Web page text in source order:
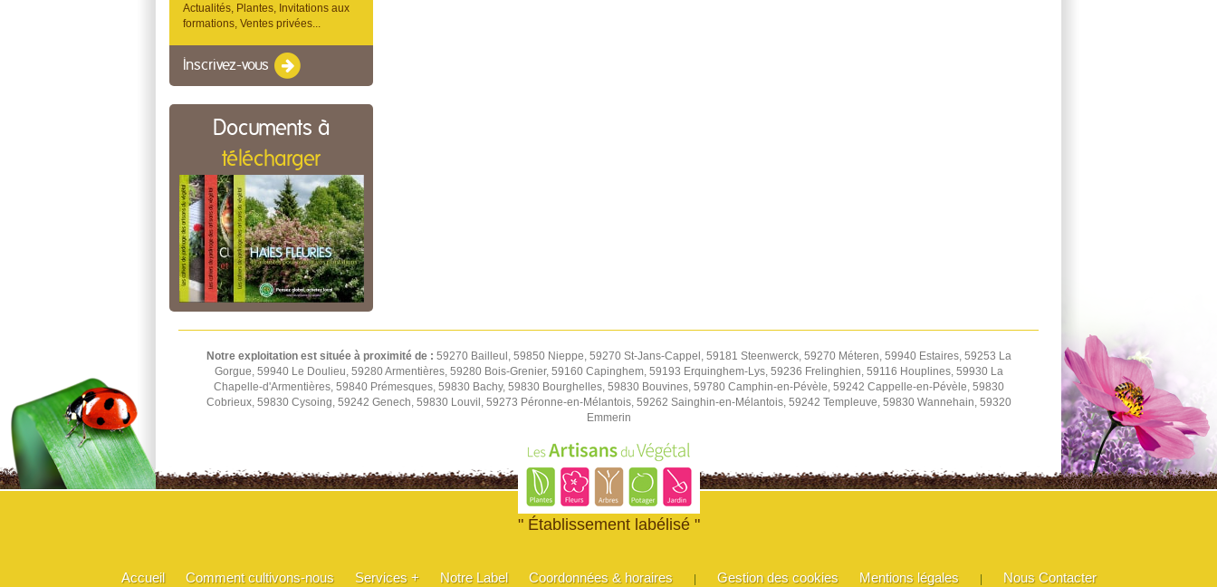
Actualités, Plantes, Invitations aux
formations, Ventes privées...
Inscrivez-vous
Documents à
télécharger
Notre exploitation est située à proximité de : 59270 Bailleul, 59850 Nieppe, 59270 St-Jans-Cappel, 59181 Steenwerck, 59270 Méteren, 59940 Estaires, 59253 La
Gorgue, 59940 Le Doulieu, 59280 Armentières, 59280 Bois-Grenier, 59160 Capinghem, 59193 Erquinghem-Lys, 59236 Frelinghien, 59116 Houplines, 59930 La
Chapelle-d'Armentières, 59840 Prémesques, 59830 Bachy, 59830 Bourghelles, 59830 Bouvines, 59780 Camphin-en-Pévèle, 59242 Cappelle-en-Pévèle, 59830
Cobrieux, 59830 Cysoing, 59242 Genech, 59830 Louvil, 59273 Péronne-en-Mélantois, 59262 Sainghin-en-Mélantois, 59242 Templeuve, 59830 Wannehain, 59320
Emmerin
" Établissement labélisé "
Accueil Comment cultivons-nous Services + Notre Label Coordonnées & horaires Gestion des cookies Mentions légales Nous Contacter